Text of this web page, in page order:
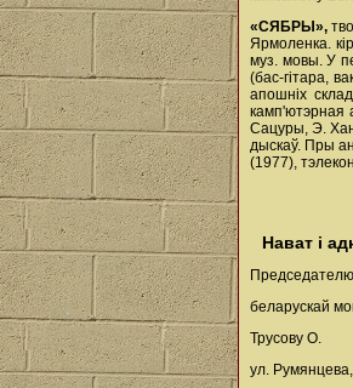
«СЯБРЫ»,
Ярмоленка.
муз. мовы. У
(бас-гітара,
апошніх
камп'ютэрная
Сацуры, Э.
дыскаў. Пры
(1977),
Нават і
беларускай
Трусову О.
ул.